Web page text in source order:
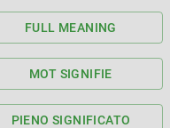
FULL MEANING
MOT SIGNIFIE
PIENO SIGNIFICATO